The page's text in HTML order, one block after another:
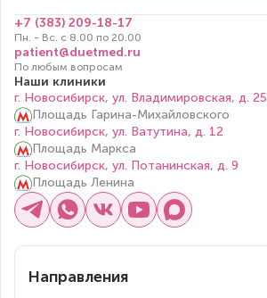
+7 (383) 209-18-17
Пн. - Вс. с 8.00 по 20.00
patient@duetmed.ru
По любым вопросам
Наши клиники
г. Новосибирск, ул. Владимировская, д. 25
Площадь Гарина-Михайловского
г. Новосибирск, ул. Ватутина, д. 12
Площадь Маркса
г. Новосибирск, ул. Потанинская, д. 9
Площадь Ленина
Направления